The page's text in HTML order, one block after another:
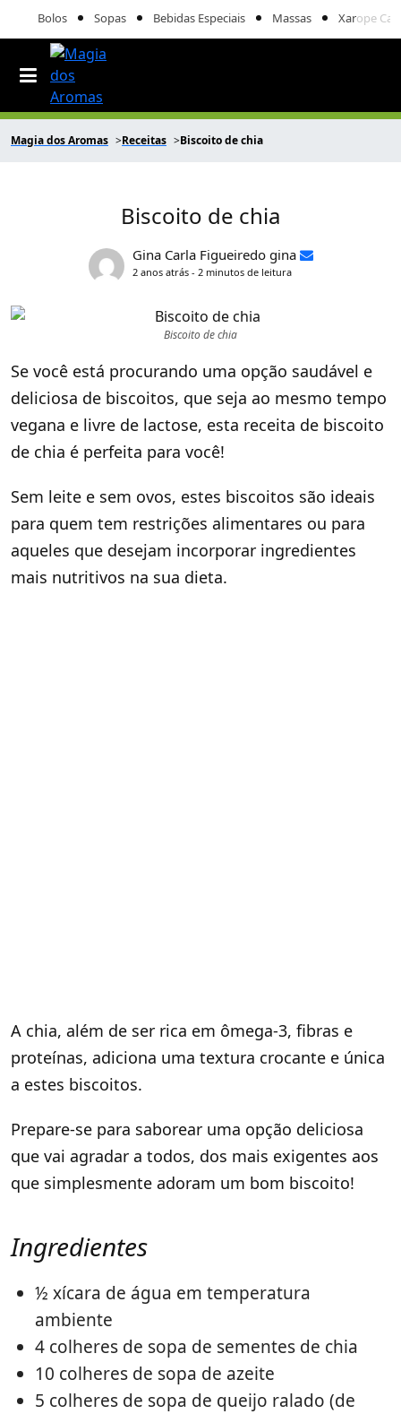
Bolos Sopas Bebidas Especiais Massas Xarope
Magia dos Aromas Receitas Biscoito de chia
Biscoito de chia
Gina Carla Figueiredo gina
2 anos atrás - 2 minutos de leitura
Biscoito de chia
Se você está procurando uma opção saudável e
deliciosa de biscoitos, que seja ao mesmo tempo
vegana e livre de lactose, esta receita de biscoito
de chia é perfeita para você!
Sem leite e sem ovos, estes biscoitos são ideais
para quem tem restrições alimentares ou para
aqueles que desejam incorporar ingredientes
mais nutritivos na sua dieta.
A chia, além de ser rica em ômega-3, fibras e
proteínas, adiciona uma textura crocante e única
a estes biscoitos.
Prepare-se para saborear uma opção deliciosa
que vai agradar a todos, dos mais exigentes aos
que simplesmente adoram um bom biscoito!
Ingredientes
½ xícara de água em temperatura
ambiente
4 colheres de sopa de sementes de chia
10 colheres de sopa de azeite
5 colheres de sopa de queijo ralado (de